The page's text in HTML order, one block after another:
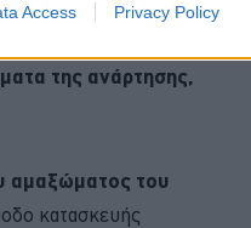
Access Privacy Policy
της ανάρτησης,
αμαξώματος του
κατασκευής